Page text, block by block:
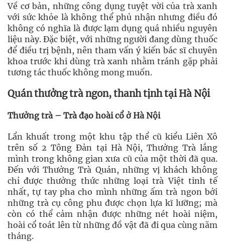
Về cơ bản, những công dụng tuyệt vời của trà xanh
với sức khỏe là không thể phủ nhận nhưng điều đó
không có nghĩa là được lạm dụng quá nhiều nguyên
liệu này. Đặc biệt, với những người đang dùng thuốc
để điều trị bệnh, nên tham vấn ý kiến bác sĩ chuyên
khoa trước khi dùng trà xanh nhằm tránh gặp phải
tương tác thuốc không mong muốn.
Quán thưởng trà ngon, thanh tịnh tại Hà Nội
Thưởng trà – Trà đạo hoài cổ ở Hà Nội
Lẩn khuất trong một khu tập thể cũ kiểu Liên Xô
trên số 2 Tông Đản tại Hà Nội, Thưởng Trà lắng
mình trong không gian xưa cũ của một thời đã qua.
Đến với Thưởng Trà Quán, những vị khách không
chỉ được thưởng thức những loại trà Việt tinh tế
nhất, tự tay pha cho mình những ấm trà ngon bởi
những trà cụ công phu được chọn lựa kĩ lưỡng; mà
còn có thể cảm nhận được những nét hoài niệm,
hoài cổ toát lên từ những đồ vật đã đi qua cùng năm
tháng.